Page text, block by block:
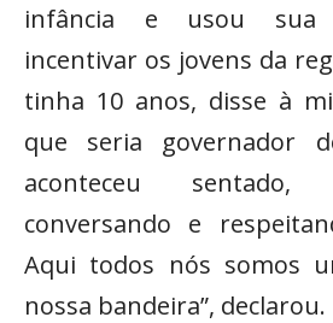
infância e usou sua
incentivar os jovens da
tinha 10 anos, disse à
que seria governador
aconteceu
conversando e
Aqui todos nós somos
nossa bandeira”, declarou.